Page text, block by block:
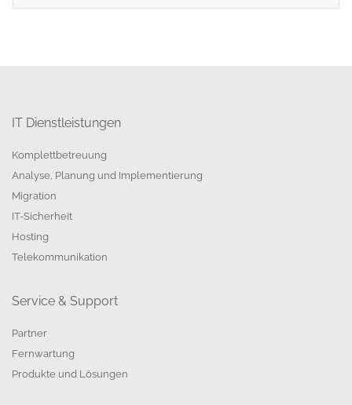
IT Dienstleistungen
Komplettbetreuung
Analyse, Planung und Implementierung
Migration
IT-Sicherheit
Hosting
Telekommunikation
Service & Support
Partner
Fernwartung
Produkte und Lösungen